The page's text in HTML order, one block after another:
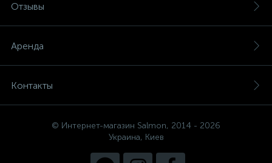
Отзывы
Аренда
Контакты
© Интернет-магазин Salmon, 2014 - 2026
Украина, Киев